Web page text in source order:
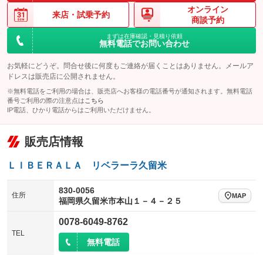
来店・ 試乗予約
オンライン
商談予約
まずは在庫確認・見積り依頼
無料電話でお問い合わせ
お気軽にどうぞ。問合せ後に何度もご連絡が届くことはありません。メールア
ドレスは販売店に公開されません。
※無料電話をご利用の場合は、販売店へお客様の電話番号が通知されます。無料電話
番号ご利用の際の注意点は こちら
IP電話、ひかり電話からはご利用いただけません。
販売店情報
ＬＩＢＥＲＡＬＡ リベラーラ久留米
住所
830-0056
福岡県久留米市本山１－４－２５
MAP
TEL
0078-6049-8762
無料電話